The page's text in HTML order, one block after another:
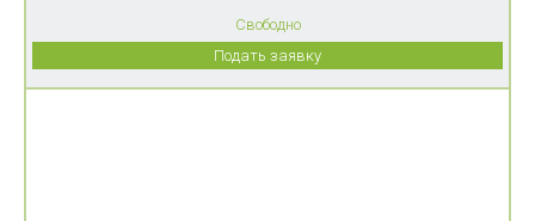
Свободно
Подать заявку